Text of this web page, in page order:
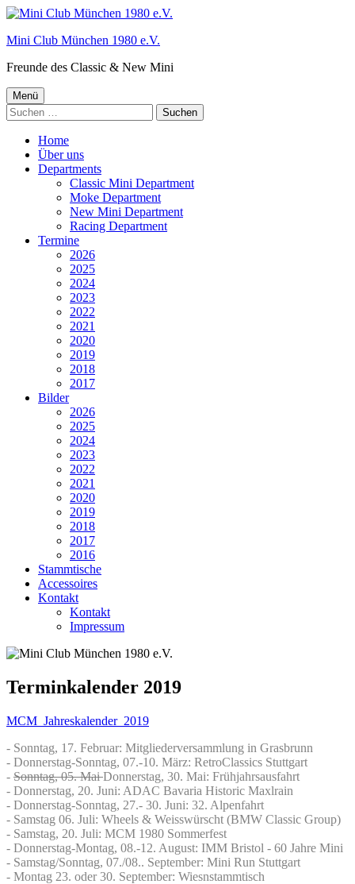
Springe
Inhalt
Mini Club München 1980 e.V.
Freunde des Classic & New Mini
Primäres
Menü
Menü
Suchen
nach:
Home
Über uns
Departments
Classic Mini Department
Moke Department
New Mini Department
Racing Department
Termine
2026
2025
2024
2023
2022
2021
2020
2019
2018
2017
Bilder
2026
2025
2024
2023
2022
2021
2020
2019
2018
2017
2016
Stammtische
Accessoires
Kontakt
Kontakt
Impressum
Terminkalender 2019
MCM_Jahreskalender_2019
- Sonntag, 17. Februar: Mitgliederversammlung in Grasbrunn
- Donnerstag-Sonntag, 07.-10. März: RetroClassics Stuttgart
- Sonntag, 05. MaiDonnerstag, 30. Mai: Frühjahrsausfahrt
- Donnerstag, 20. Juni: ADAC Bavaria Historic Maxlrain
- Donnerstag-Sonntag, 27.- 30. Juni: 32. Alpenfahrt
- Samstag 06. Juli: Wheels & Weisswürscht (BMW Classic Group)
- Samstag, 20. Juli: MCM 1980 Sommerfest
- Donnerstag-Montag, 08.-12. August: IMM Bristol - 60 Jahre Mini
- Samstag/Sonntag, 07./08.. September: Mini Run Stuttgart
- Montag 23. oder 30. September: Wiesnstammtisch